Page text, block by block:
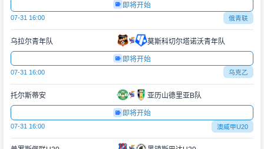
即将开始
07-31 16:00 俄青联
乌拉尔青年队 莫斯科切尔塔诺沃青年队
即将开始
07-31 16:00 乌克乙
托尔斯蒂安 亚历山德里亚B队
即将开始
07-31 16:00 澳威甲U20